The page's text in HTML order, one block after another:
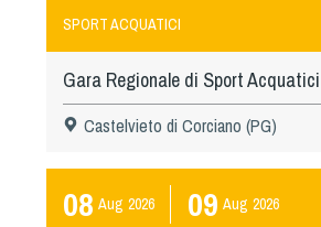
SPORT ACQUATICI
Gara Regionale di Sport Acquatici
Castelvieto di Corciano (PG)
08 Aug 2026 09 Aug 2026